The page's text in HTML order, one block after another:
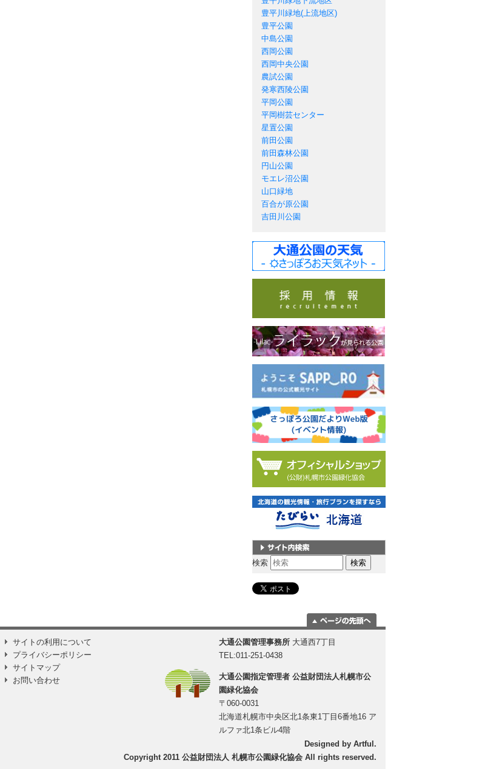
豊平川緑地(上流地区)
豊平公園
中島公園
西岡公園
西岡中央公園
農試公園
発寒西陵公園
平岡公園
平岡樹芸センター
星置公園
前田公園
前田森林公園
円山公園
モエレ沼公園
山口緑地
百合が原公園
吉田川公園
サイト内検索
検索
に移動
サイトの利用について
プライバシーポリシー
サイトマップ
お問い合わせ
大通公園管理事務所 大通西7丁目
TEL:011-251-0438
大通公園指定管理者 公益財団法人札幌市公
園緑化協会
〒060-0031
北海道札幌市中央区北1条東1丁目6番地16 ア
ルファ北1条ビル4階
Designed by Artful.
Copyright 2011 公益財団法人 札幌市公園緑化協会 All rights reserved.